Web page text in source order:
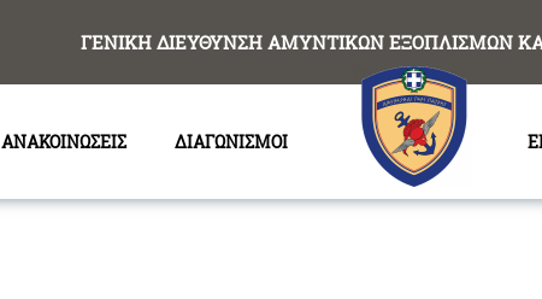
ΓΕΝΙΚΗ ΔΙΕΥΘΥΝΣΗ ΑΜΥΝΤΙΚΩΝ ΕΞΟΠΛΙΣΜΩΝ
ΑΝΑΚΟΙΝΩΣΕΙΣ ΔΙΑΓΩΝΙΣΜΟΙ